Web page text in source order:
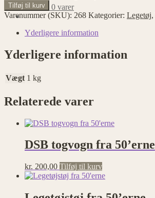
kr. 0,00 0 varer
Tilføj til kurv
Varenummer (SKU): 268 Kategorier: Legetøj,
Yderligere information
Yderligere information
Vægt 1 kg
Relaterede varer
DSB togvogn fra 50’erne
kr. 200,00 Tilføj til kurv